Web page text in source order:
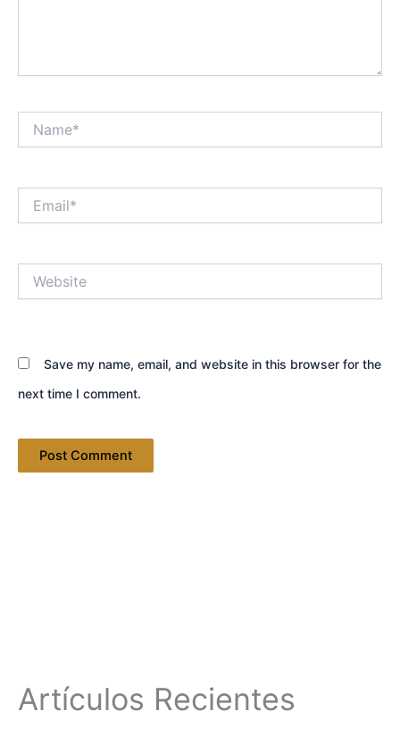
Save my name, email, and website in this browser for the
next time I comment.
Artículos Recientes